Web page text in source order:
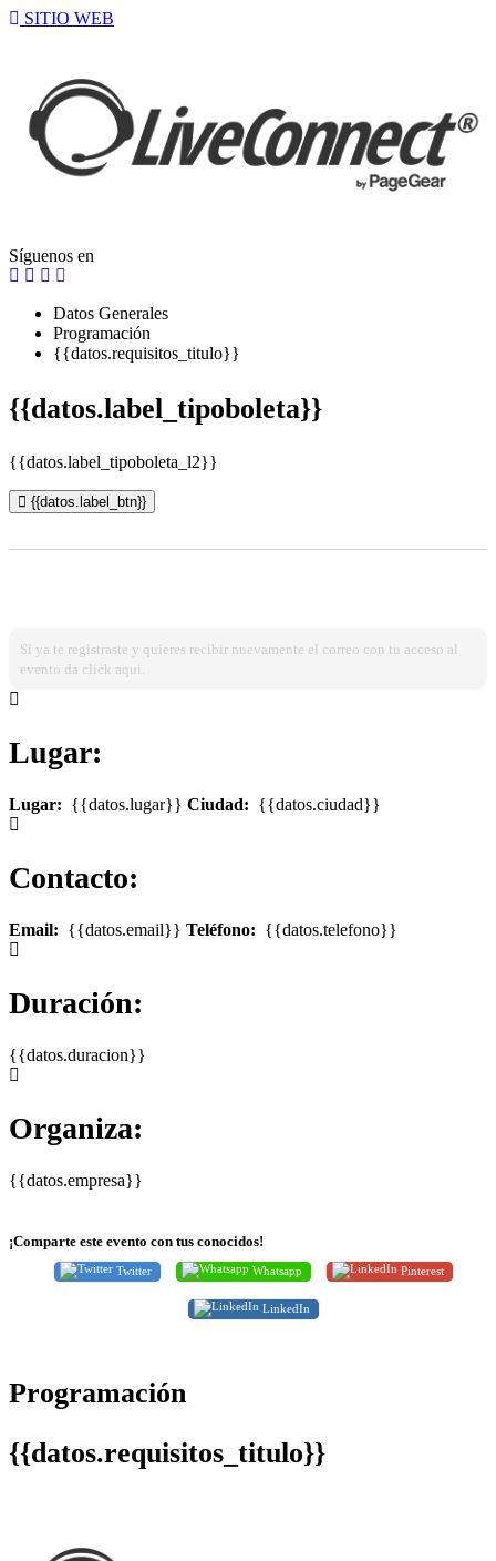
SITIO WEB
Síguenos en
Datos Generales
Programación
{{datos.requisitos_titulo}}
{{datos.label_tipoboleta}}
{{datos.label_tipoboleta_l2}}
{{datos.label_btn}}
Si ya te registraste y quieres recibir nuevamente el correo con tu acceso al
evento da click aqui.
Lugar:
Lugar: {{datos.lugar}} Ciudad: {{datos.ciudad}}
Contacto:
Email: {{datos.email}} Teléfono: {{datos.telefono}}
Duración:
{{datos.duracion}}
Organiza:
{{datos.empresa}}
¡Comparte este evento con tus conocidos!
Twitter Whatsapp Pinterest
LinkedIn
Programación
{{datos.requisitos_titulo}}